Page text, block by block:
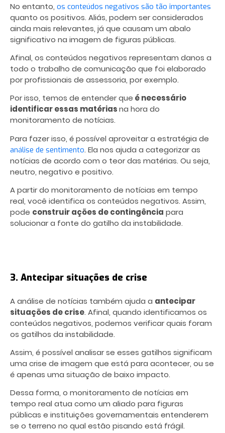
No entanto, os conteúdos negativos são tão importantes
quanto os positivos. Aliás, podem ser considerados
ainda mais relevantes, já que causam um abalo
significativo na imagem de figuras públicas.
Afinal, os conteúdos negativos representam danos a
todo o trabalho de comunicação que foi elaborado
por profissionais de assessoria, por exemplo.
Por isso, temos de entender que é necessário
identificar essas matériasna hora do
monitoramento de notícias.
Para fazer isso, é possível aproveitar a estratégia de
análise de sentimento. Ela nos ajuda a categorizar as
notícias de acordo com o teor das matérias. Ou seja,
neutro, negativo e positivo.
A partir do monitoramento de notícias em tempo
real, você identifica os conteúdos negativos. Assim,
pode construir ações de contingência para
solucionar a fonte do gatilho da instabilidade.
3. Antecipar situações de crise
A análise de notícias também ajuda a antecipar
situações de crise. Afinal, quando identificamos os
conteúdos negativos, podemos verificar quais foram
os gatilhos da instabilidade.
Assim, é possível analisar se esses gatilhos significam
uma crise de imagem que está para acontecer, ou se
é apenas uma situação de baixo impacto.
Dessa forma, o monitoramento de notícias em
tempo real atua como um aliado para figuras
públicas e instituições governamentais entenderem
se o terreno no qual estão pisando está frágil.